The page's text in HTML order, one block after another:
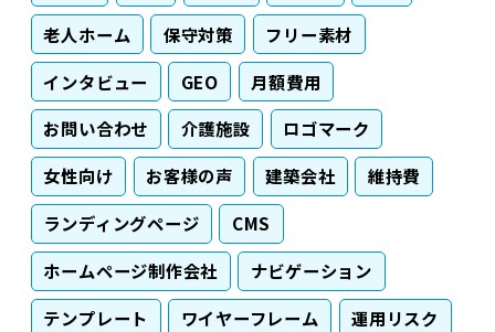
老人ホーム
保守対策
フリー素材
インタビュー
GEO
月額費用
お問い合わせ
介護施設
ロゴマーク
女性向け
お客様の声 建築会社
維持費
ランディングページ
CMS
ホームページ制作会社
ナビゲーション
テンプレート
ワイヤーフレーム
運用リスク